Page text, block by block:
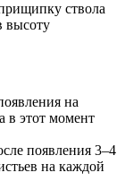
ствола
высоту
на
в этот момент
появления 3–4
на каждой